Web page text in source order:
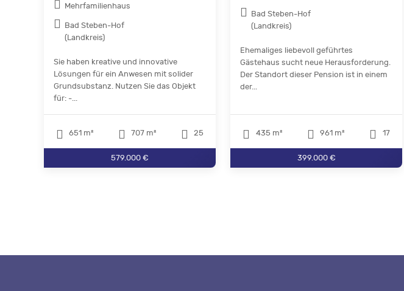
Mehrfamilienhaus
Bad Steben-Hof
(Landkreis)
Sie haben kreative und innovative
Lösungen für ein Anwesen mit solider
Grundsubstanz. Nutzen Sie das Objekt
für: -...
651 m² 707 m² 25
579.000 €
Bad Steben-Hof
(Landkreis)
Ehemaliges liebevoll geführtes
Gästehaus sucht neue Herausforderung.
Der Standort dieser Pension ist in einem
der...
435 m² 961 m² 17
399.000 €